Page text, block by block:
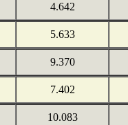
4.642
5.633
9.370
7.402
10.083